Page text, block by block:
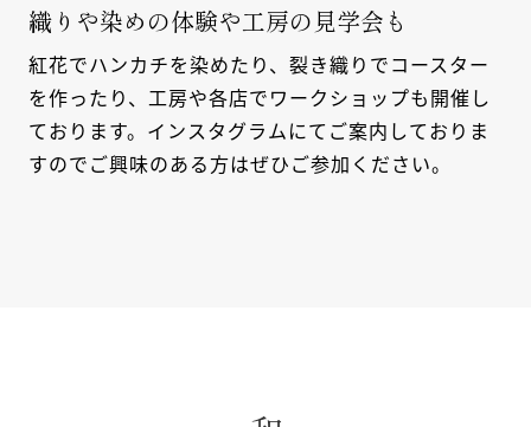
織りや染めの体験や工房の見学会も
紅花でハンカチを染めたり、裂き織りでコースター
を作ったり、工房や各店でワークショップも開催し
ております。インスタグラムにてご案内しておりま
すのでご興味のある方はぜひご参加ください。